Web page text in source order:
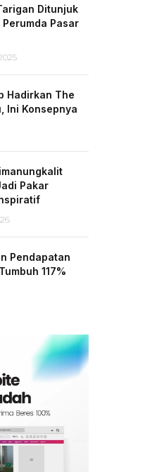
Ditunjuk
Pasar
Hadirkan The
Ini Konsepnya
Pakar
Pendapatan
117%